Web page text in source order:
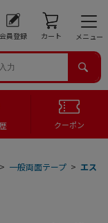
会員登録 カート メニュー
クーポン
> 一般両面テープ > エスコ